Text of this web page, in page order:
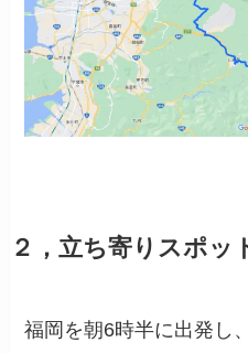
２，立ち寄りスポッ
福岡を朝6時半に出発し